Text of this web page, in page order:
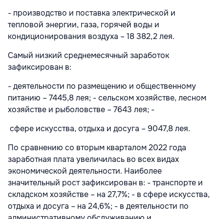
- производство и поставка электрической и
тепловой энергии, газа, горячей воды и
кондиционирования воздуха – 18 382,2 лея.
Самый низкий среднемесячный заработок
зафиксирован в:
- деятельности по размещению и общественному
питанию – 7445,8 лея; - сельском хозяйстве, лесном
хозяйстве и рыболовстве – 7643 лея; -
сфере искусства, отдыха и досуга – 9047,8 лея.
По сравнению со вторым кварталом 2022 года
заработная плата увеличилась во всех видах
экономической деятельности. Наиболее
значительный рост зафиксирован в: - транспорте и
складском хозяйстве – на 27,7%; - в сфере искусства,
отдыха и досуга – на 24,6%; - в деятельности по